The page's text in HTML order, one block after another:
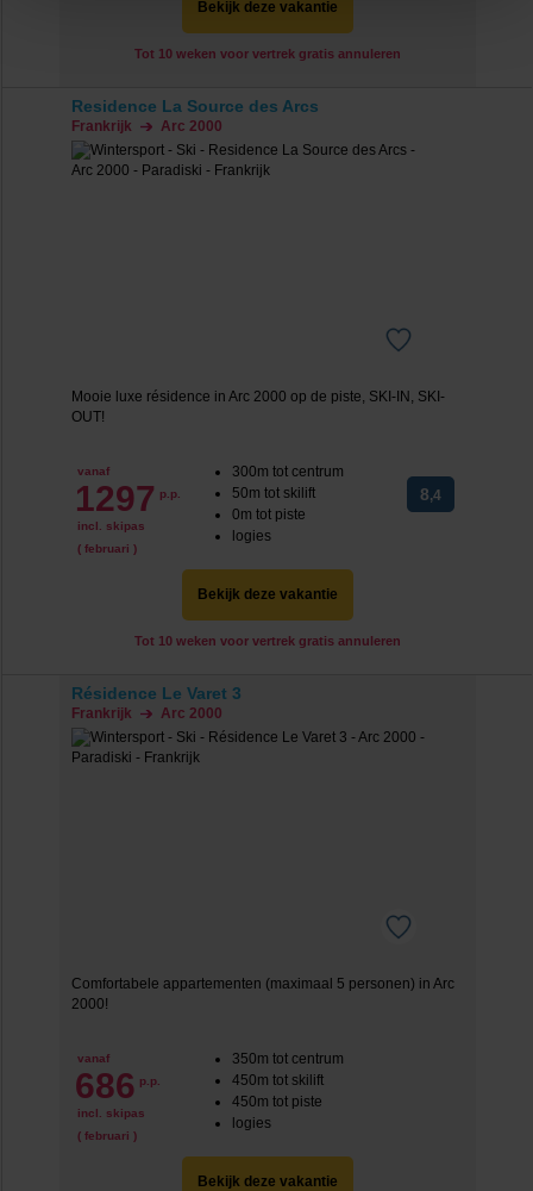
op de lichtblauwe knop linksonder in beeld en kies voor
‘verander jouw toestemming’. Je kunt dan weer per type
We werken samen met
kunnen ontvangen en verwerken.
Bekijk deze vakantie
Tot 10 weken voor vertrek gratis annuleren
Residence La Source des Arcs
Frankrijk Arc 2000
Mooie luxe résidence in Arc 2000 op de piste, SKI-IN, SKI-
OUT!
vanaf
1297 p.p.
incl. skipas
( februari )
300m tot centrum
50m tot skilift
0m tot piste
logies
8,4
Bekijk deze vakantie
Tot 10 weken voor vertrek gratis annuleren
Résidence Le Varet 3
Frankrijk Arc 2000
Comfortabele appartementen (maximaal 5 personen) in Arc
2000!
vanaf
686 p.p.
incl. skipas
( februari )
350m tot centrum
450m tot skilift
450m tot piste
logies
Bekijk deze vakantie